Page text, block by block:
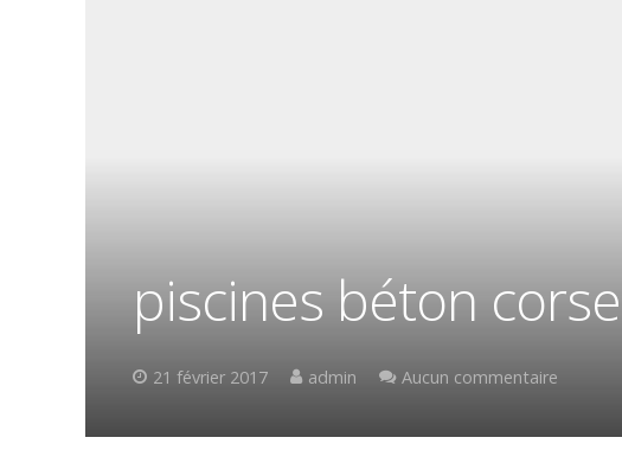
piscines béton corse
21 février 2017 admin Aucun commentaire